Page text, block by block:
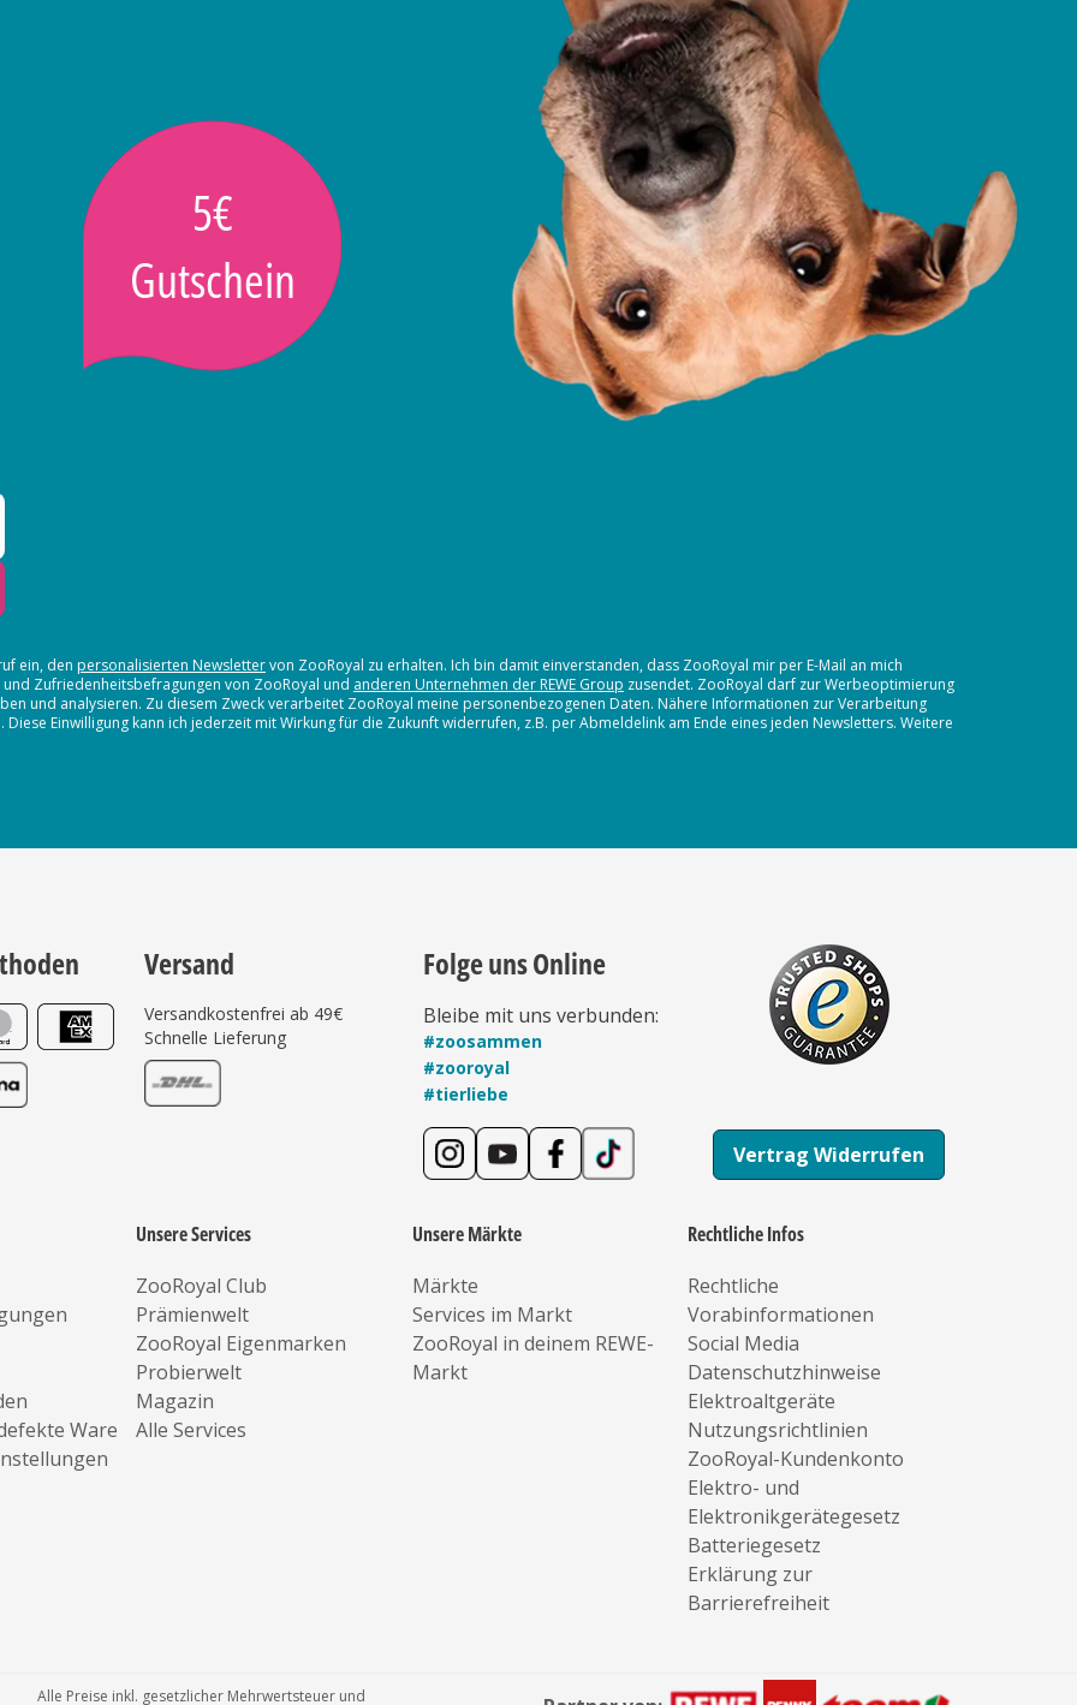
5€
Gutschein
ein, den personalisierten Newslettervon ZooRoyal zu erhalten. Ich bin damit einverstanden, dass ZooRoyal mir per E-Mail an mich
Zufriedenheitsbefragungen von ZooRoyal und anderen Unternehmen der REWE Group zusendet. ZooRoyal darf zur Werbeoptimierung
und analysieren. Zu diesem Zweck verarbeitet ZooRoyal meine personenbezogenen Daten. Nähere Informationen zur Verarbeitung
Einwilligung kann ich jederzeit mit Wirkung für die Zukunft widerrufen, z.B. per Abmeldelink am Ende eines jeden Newsletters. Weitere
Versand
Versandkostenfrei ab 49€
Schnelle Lieferung
Folge uns Online
Bleibe mit uns verbunden:
#zoosammen
#zooroyal
#tierliebe
Vertrag Widerrufen
Ware
Unsere Services
ZooRoyal Club
Prämienwelt
ZooRoyal Eigenmarken
Probierwelt
Magazin
Alle Services
Unsere Märkte
Märkte
Services im Markt
ZooRoyal in deinem REWE-
Markt
Rechtliche Infos
Rechtliche
Vorabinformationen
Social Media
Datenschutzhinweise
Elektroaltgeräte
Nutzungsrichtlinien
ZooRoyal-Kundenkonto
Elektro- und
Elektronikgerätegesetz
Batteriegesetz
Erklärung zur
Barrierefreiheit
Alle Preise inkl. gesetzlicher Mehrwertsteuer und